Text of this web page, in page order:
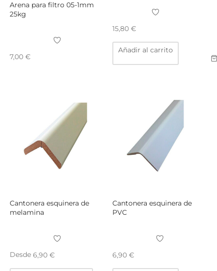
Arena para filtro 05-1mm
25kg
7,00 €
15,80 €
Añadir al carrito
Cantonera esquinera de
melamina
Desde 6,90 €
Cantonera esquinera de
PVC
6,90 €